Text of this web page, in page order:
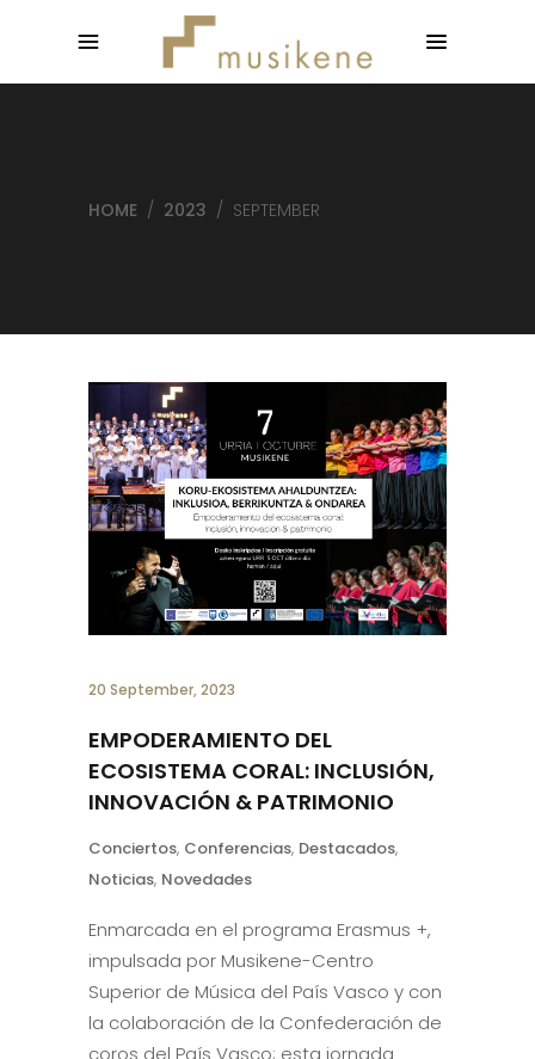
HOME / 2023 / SEPTEMBER
20 September, 2023
EMPODERAMIENTO DEL
ECOSISTEMA CORAL: INCLUSIÓN,
INNOVACIÓN & PATRIMONIO
Conciertos, Conferencias, Destacados,
Noticias, Novedades
Enmarcada en el programa Erasmus +,
impulsada por Musikene-Centro
Superior de Música del País Vasco y con
la colaboración de la Confederación de
coros del País Vasco; esta jornada